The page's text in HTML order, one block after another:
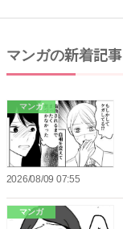
マンガの新着記事
マンガ
2026/08/09 07:55
マンガ